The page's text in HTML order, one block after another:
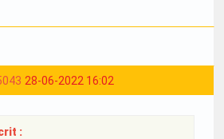
28-06-2022 16:02
: